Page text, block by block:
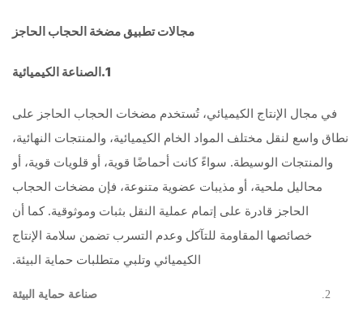
مجالات تطبيق مضخة الحجاب الحاجز
1. الصناعة الكيميائية
في مجال الإنتاج الكيميائي، تُستخدم مضخات الحجاب الحاجز على
نطاق واسع لنقل مختلف المواد الخام الكيميائية، والمنتجات النهائية،
والمنتجات الوسيطة. سواءً كانت أحماضًا قوية، أو قلويات قوية، أو
محاليل ملحية، أو مذيبات عضوية متنوعة، فإن مضخات الحجاب
الحاجز قادرة على إتمام عملية النقل بثبات وموثوقية. كما أن
خصائصها المقاومة للتآكل وعدم التسرب تضمن سلامة الإنتاج
الكيميائي وتلبي متطلبات حماية البيئة.
صناعة حماية البيئة